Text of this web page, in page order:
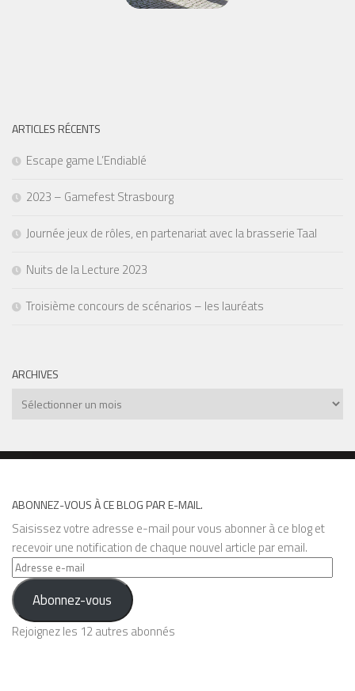
ARTICLES RÉCENTS
Escape game L’Endiablé
2023 – Gamefest Strasbourg
Journée jeux de rôles, en partenariat avec la brasserie Taal
Nuits de la Lecture 2023
Troisième concours de scénarios – les lauréats
ARCHIVES
Archives
ABONNEZ-VOUS À CE BLOG PAR E-MAIL.
Saisissez votre adresse e-mail pour vous abonner à ce blog et
recevoir une notification de chaque nouvel article par email.
Adresse
e-
mail Abonnez-vous
Rejoignez les 12 autres abonnés